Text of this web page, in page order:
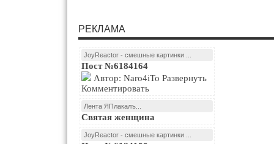
РЕКЛАМА
JoyReactor - смешные картинки ...
Пост №6184164
Комментировать
Лента ЯПлакалъ...
Святая женщина
JoyReactor - смешные картинки ...